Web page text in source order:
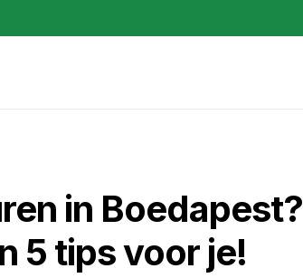
in Boedapest?
5 tips voor je!